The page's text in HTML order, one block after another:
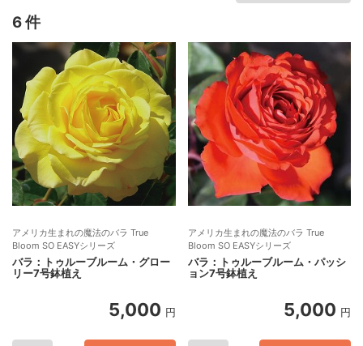
6 件
アメリカ生まれの魔法のバラ True
Bloom SO EASYシリーズ
バラ：トゥルーブルーム・グロー
リー7号鉢植え
5,000 円
アメリカ生まれの魔法のバラ True
Bloom SO EASYシリーズ
バラ：トゥルーブルーム・パッシ
ョン7号鉢植え
5,000 円